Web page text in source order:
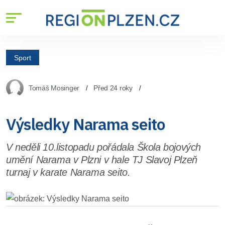
Sport
Tomáš Mosinger Před 24 roky
Výsledky Narama seito
V neděli 10.listopadu pořádala Škola bojových
umění Narama v Plzni v hale TJ Slavoj Plzeň
turnaj v karate Narama seito.